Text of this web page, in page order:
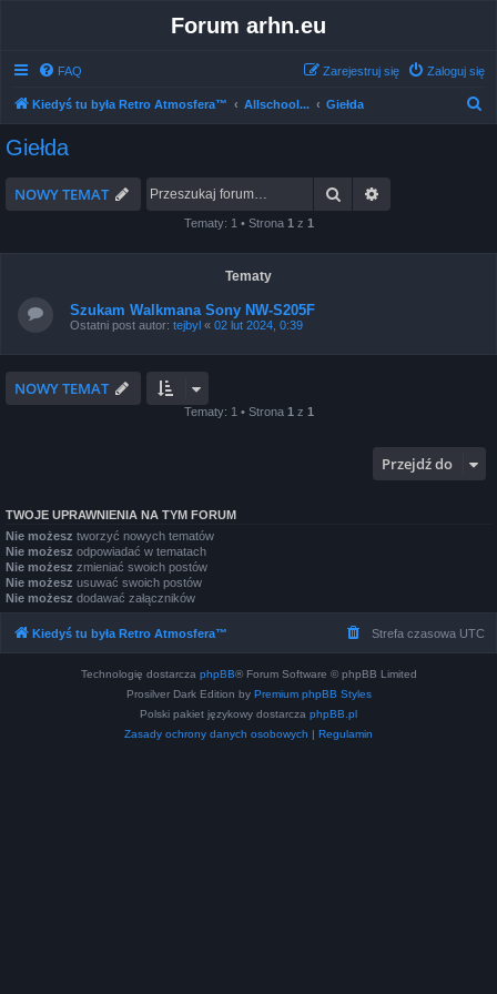
Forum arhn.eu
FAQ Zaloguj się
Zarejestruj się
Kiedyś tu była Retro Atmosfera™ Allschool... Giełda
Giełda
NOWY TEMAT Szukaj
Tematy: 1 • Strona 1 z 1
Tematy
Szukam Walkmana Sony NW-S205F
Ostatni post autor: tejbyl « 02 lut 2024, 0:39
NOWY TEMAT
Tematy: 1 • Strona 1 z 1
Przejdź do
TWOJE UPRAWNIENIA NA TYM FORUM
Nie możesz tworzyć nowych tematów
Nie możesz odpowiadać w tematach
Nie możesz zmieniać swoich postów
Nie możesz usuwać swoich postów
Nie możesz dodawać załączników
Kiedyś tu była Retro Atmosfera™ Strefa czasowa UTC
Technologię dostarcza phpBB® Forum Software © phpBB Limited
Prosilver Dark Edition by Premium phpBB Styles
Polski pakiet językowy dostarcza phpBB.pl
Zasady ochrony danych osobowych | Regulamin